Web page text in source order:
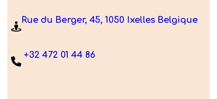
Rue du Berger, 45, 1050 Ixelles Belgique
+32 472 01 44 86